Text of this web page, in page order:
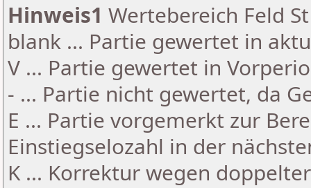
Hinweis1 Wertebereich Feld
blank ... Partie gewertet in
V ... Partie gewertet in
- ... Partie nicht gewertet, da
E ... Partie vorgemerkt zur
Einstiegselozahl in der
K ... Korrektur wegen